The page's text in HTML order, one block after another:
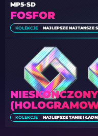
FOSFOR
MP5-SD
KOLEKCJE NAJLEPSZE NAJTAŃSZE
KOLEKCJE NAJLEPSZE TANIE I